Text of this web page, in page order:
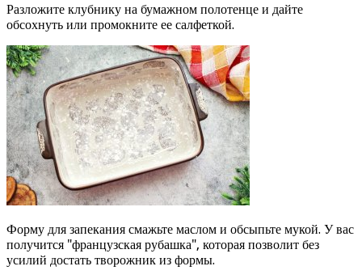
Разложите клубнику на бумажном полотенце и дайте
обсохнуть или промокните ее салфеткой.
Форму для запекания смажьте маслом и обсыпьте мукой. У вас
получится "французская рубашка", которая позволит без
усилий достать творожник из формы.